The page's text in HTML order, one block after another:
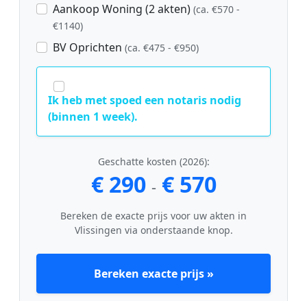
Aankoop Woning (2 akten) (ca. €570 -
€1140)
BV Oprichten (ca. €475 - €950)
Ik heb met spoed een notaris nodig
(binnen 1 week).
Geschatte kosten (2026):
€ 290 - € 570
Bereken de exacte prijs voor uw akten in
Vlissingen via onderstaande knop.
Bereken exacte prijs »